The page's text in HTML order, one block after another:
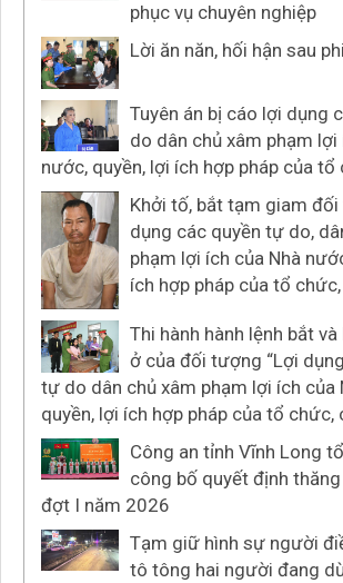
phục vụ chuyên nghiệp
Lời ăn năn, hối hận sau
Tuyên án bị cáo lợi dụng
do dân chủ xâm phạm lợi
nước, quyền, lợi ích hợp pháp của tổ
Khởi tố, bắt tạm giam
dụng các quyền tự do,
phạm lợi ích của Nhà
ích hợp pháp của tổ
Thi hành hành lệnh bắt
ở của đối tượng “Lợi
tự do dân chủ xâm phạm lợi ích của
quyền, lợi ích hợp pháp của tổ chức,
Công an tỉnh Vĩnh Long
công bố quyết định
đợt I năm 2026
Tạm giữ hình sự người
tô tông hai người đang